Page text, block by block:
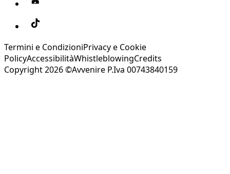
Termini e CondizioniPrivacy e Cookie
PolicyAccessibilitàWhistleblowingCredits
Copyright 2026 ©Avvenire P.Iva 00743840159